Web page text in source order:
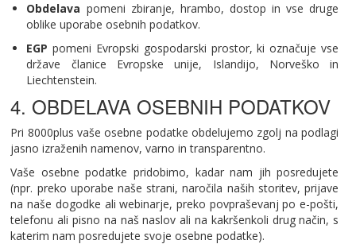
Obdelava pomeni zbiranje, hrambo, dostop in vse druge
oblike uporabe osebnih podatkov.
EGP pomeni Evropski gospodarski prostor, ki označuje vse
države članice Evropske unije, Islandijo, Norveško in
Liechtenstein.
4. OBDELAVA OSEBNIH PODATKOV
Pri 8000plus vaše osebne podatke obdelujemo zgolj na podlagi
jasno izraženih namenov, varno in transparentno.
Vaše osebne podatke pridobimo, kadar nam jih posredujete
(npr. preko uporabe naše strani, naročila naših storitev, prijave
na naše dogodke ali webinarje, preko povpraševanj po e-pošti,
telefonu ali pisno na naš naslov ali na kakršenkoli drug način, s
katerim nam posredujete svoje osebne podatke).